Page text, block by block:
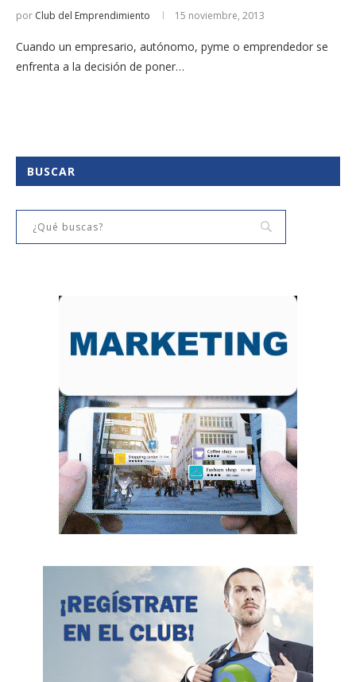
por Club del Emprendimiento 15 noviembre, 2013
Cuando un empresario, autónomo, pyme o emprendedor se
enfrenta a la decisión de poner…
BUSCAR